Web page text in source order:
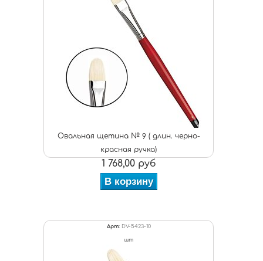
Овальная щетина № 9 ( длин. черно-
красная ручка)
1 768,00 руб
В корзину
Арт: DV-5423-10
шт